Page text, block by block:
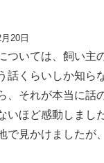
20日
ついては、飼い主
話くらいしか知ら
、それが本当に話
いほど感動しまし
で見かけましたが